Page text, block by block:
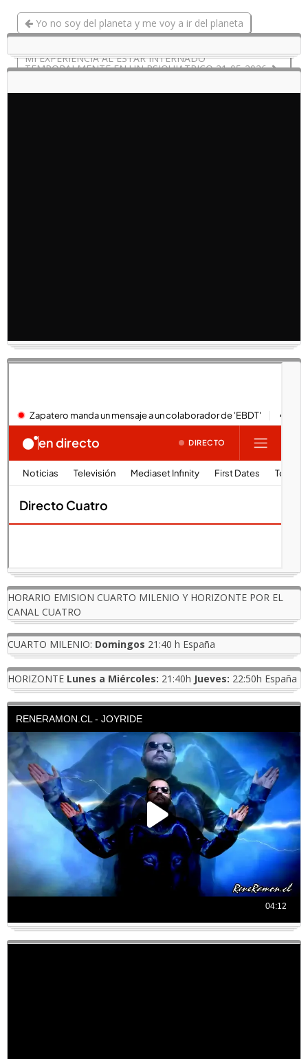
Yo no soy del planeta y me voy a ir del planeta
MI EXPERIENCIA AL ESTAR INTERNADO
TEMPORALMENTE EN UN PSIQUIATRICO 21-05-2026
HORARIO EMISION CUARTO MILENIO Y HORIZONTE POR EL
CANAL CUATRO
CUARTO MILENIO: Domingos 21:40 h España
HORIZONTE Lunes a Miércoles: 21:40h Jueves: 22:50h España